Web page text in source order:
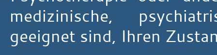
medizinische,
geeignet sind, Ihren